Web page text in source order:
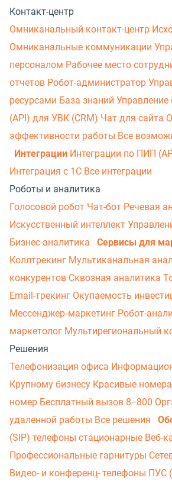
Контакт-центр
Омниканальный контакт-центр
Омниканальные коммуникации
персоналом Рабочее место
отчетов Робот-администратор
ресурсами База знаний Управление
(API) для УВК (CRM) Чат для сайта
эффективности работы Все
Интеграции Интеграции по ПИП
Интеграция с 1С Все интеграции
Роботы и аналитика
Голосовой робот Чат-бот Речевая
Искусственный интеллект
Бизнес-аналитика
Сервисы для
Коллтрекинг Мультиканальная
конкурентов Сквозная аналитика
Email-трекинг Окупаемость
Мессенджер‑маркетинг Робот-
маркетолог Мультирегиональный
Решения
Телефонизация офиса
Крупному бизнесу Красивые номера
номер Бесплатный вызов 8−800
удаленной работы Все решения
(SIP) телефоны стационарные Веб-
Профессиональные гарнитуры
Видео- и конференц- телефоны ПУС